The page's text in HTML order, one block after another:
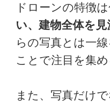
ドローンの特徴
い、建物全体を
らの写真とは一
ことで注目を集
また、写真だけで